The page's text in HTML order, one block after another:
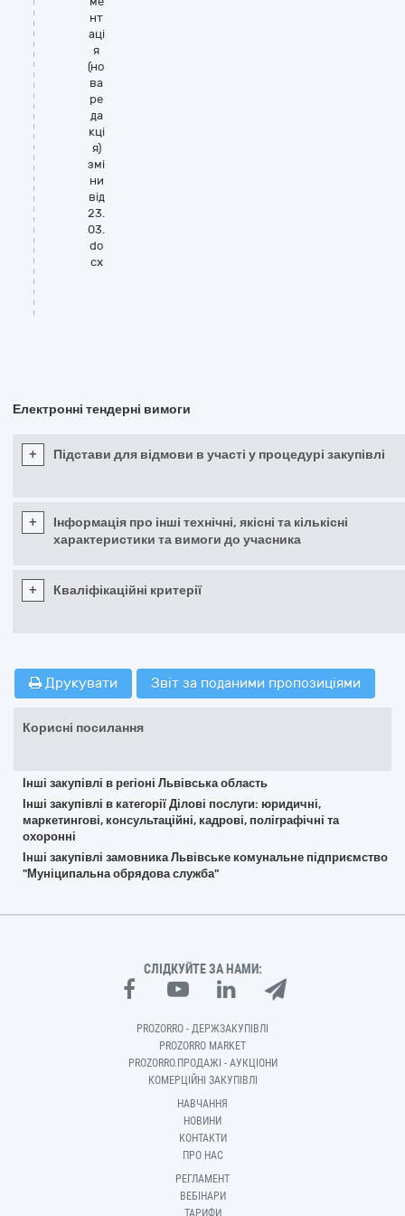
нт
аці
я
(но
ва
ре
да
кці
я)
змі
ни
від
23.
03.
do
cx
Електронні тендерні вимоги
+ Підстави для відмови в участі у процедурі закупівлі
+
Інформація про інші технічні, якісні та кількісні
характеристики та вимоги до учасника
+ Кваліфікаційні критерії
Друкувати Звіт за поданими пропозиціями
Корисні посилання
Інші закупівлі в регіоні Львівська область
Інші закупівлі в категорії Ділові послуги: юридичні,
маркетингові, консультаційні, кадрові, поліграфічні та
охоронні
Інші закупівлі замовника Львівське комунальне підприємство
"Муніципальна обрядова служба"
СЛІДКУЙТЕ ЗА НАМИ:
PROZORRO - ДЕРЖЗАКУПІВЛІ
PROZORRO MARKET
PROZORRO.ПРОДАЖІ - АУКЦІОНИ
КОМЕРЦІЙНІ ЗАКУПІВЛІ
НАВЧАННЯ
НОВИНИ
КОНТАКТИ
ПРО НАС
РЕГЛАМЕНТ
ВЕБІНАРИ
ТАРИФИ